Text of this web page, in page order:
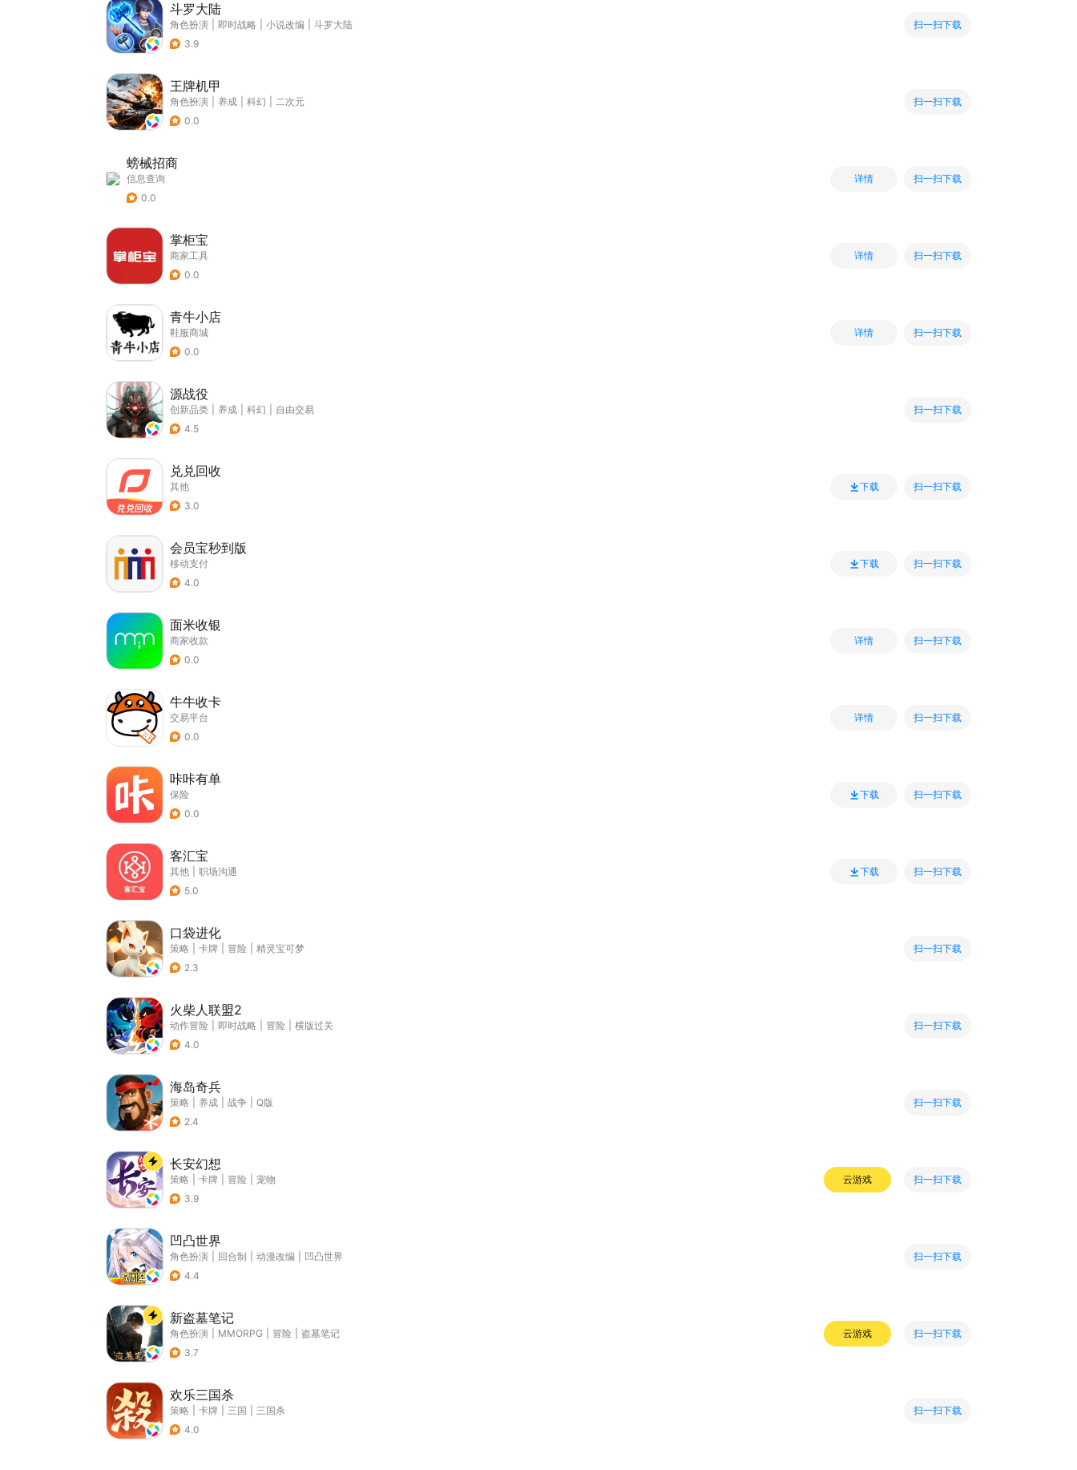
斗罗大陆
角色扮演 即时战略 小说改编
斗罗大陆
3.9
扫一扫下载
王牌机甲
角色扮演 养成 科幻
二次元
0.0
扫一扫下载
螃械招商
信息查询
0.0
详情 扫一扫下载
掌柜宝
商家工具
0.0
详情 扫一扫下载
青牛小店
鞋服商城
0.0
详情 扫一扫下载
源战役
创新品类 养成 科幻
自由交易
4.5
扫一扫下载
兑兑回收
其他
3.0
下载 扫一扫下载
会员宝秒到版
移动支付
4.0
下载 扫一扫下载
面米收银
商家收款
0.0
详情 扫一扫下载
牛牛收卡
交易平台
0.0
详情 扫一扫下载
咔咔有单
保险
0.0
下载 扫一扫下载
客汇宝
其他
职场沟通
5.0
下载 扫一扫下载
口袋进化
策略 卡牌 冒险
精灵宝可梦
2.3
扫一扫下载
火柴人联盟2
动作冒险 即时战略 冒险
横版过关
4.0
扫一扫下载
海岛奇兵
策略 养成 战争
Q版
2.4
扫一扫下载
长安幻想
策略 卡牌 冒险
宠物
3.9
云游戏 扫一扫下载
凹凸世界
角色扮演 回合制 动漫改编
凹凸世界
4.4
扫一扫下载
新盗墓笔记
角色扮演 MMORPG 冒险
盗墓笔记
3.7
云游戏 扫一扫下载
欢乐三国杀
策略 卡牌 三国
三国杀
4.0
扫一扫下载